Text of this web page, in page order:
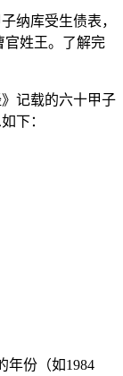
纳库受生债表，
官姓王。了解完
记载的六十甲子
下：
年份（如1984